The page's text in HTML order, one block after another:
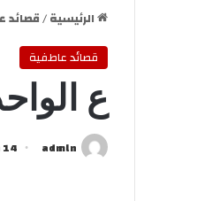
الرئيسية/قصائد
قصائد عاطفية
ع
admln 14 مارس، 2014